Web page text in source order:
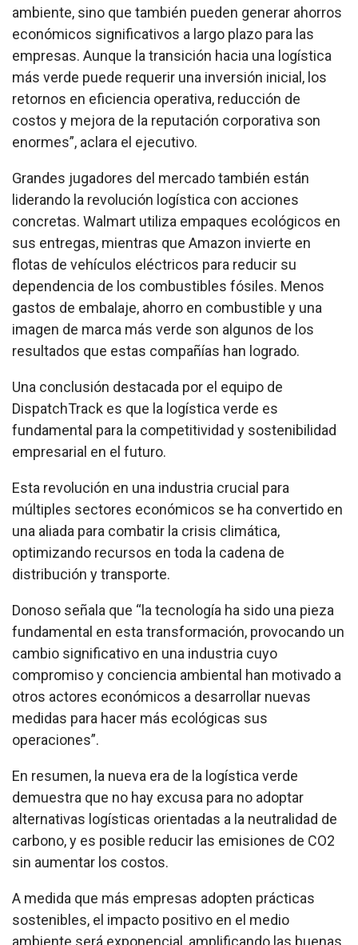
ambiente, sino que también pueden generar ahorros
económicos significativos a largo plazo para las
empresas. Aunque la transición hacia una logística
más verde puede requerir una inversión inicial, los
retornos en eficiencia operativa, reducción de
costos y mejora de la reputación corporativa son
enormes”, aclara el ejecutivo.
Grandes jugadores del mercado también están
liderando la revolución logística con acciones
concretas. Walmart utiliza empaques ecológicos en
sus entregas, mientras que Amazon invierte en
flotas de vehículos eléctricos para reducir su
dependencia de los combustibles fósiles. Menos
gastos de embalaje, ahorro en combustible y una
imagen de marca más verde son algunos de los
resultados que estas compañías han logrado.
Una conclusión destacada por el equipo de
DispatchTrack es que la logística verde es
fundamental para la competitividad y sostenibilidad
empresarial en el futuro.
Esta revolución en una industria crucial para
múltiples sectores económicos se ha convertido en
una aliada para combatir la crisis climática,
optimizando recursos en toda la cadena de
distribución y transporte.
Donoso señala que “la tecnología ha sido una pieza
fundamental en esta transformación, provocando un
cambio significativo en una industria cuyo
compromiso y conciencia ambiental han motivado a
otros actores económicos a desarrollar nuevas
medidas para hacer más ecológicas sus
operaciones”.
En resumen, la nueva era de la logística verde
demuestra que no hay excusa para no adoptar
alternativas logísticas orientadas a la neutralidad de
carbono, y es posible reducir las emisiones de CO2
sin aumentar los costos.
A medida que más empresas adopten prácticas
sostenibles, el impacto positivo en el medio
ambiente será exponencial, amplificando las buenas